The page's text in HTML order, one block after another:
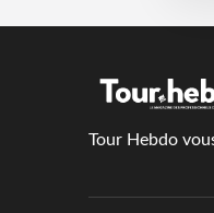
Tour Hebdo